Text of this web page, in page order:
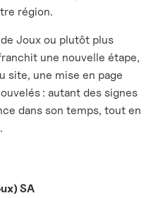
région.
de Joux ou plutôt plus
une nouvelle étape,
site, une mise en page
: autant des signes
dans son temps, tout en
SA